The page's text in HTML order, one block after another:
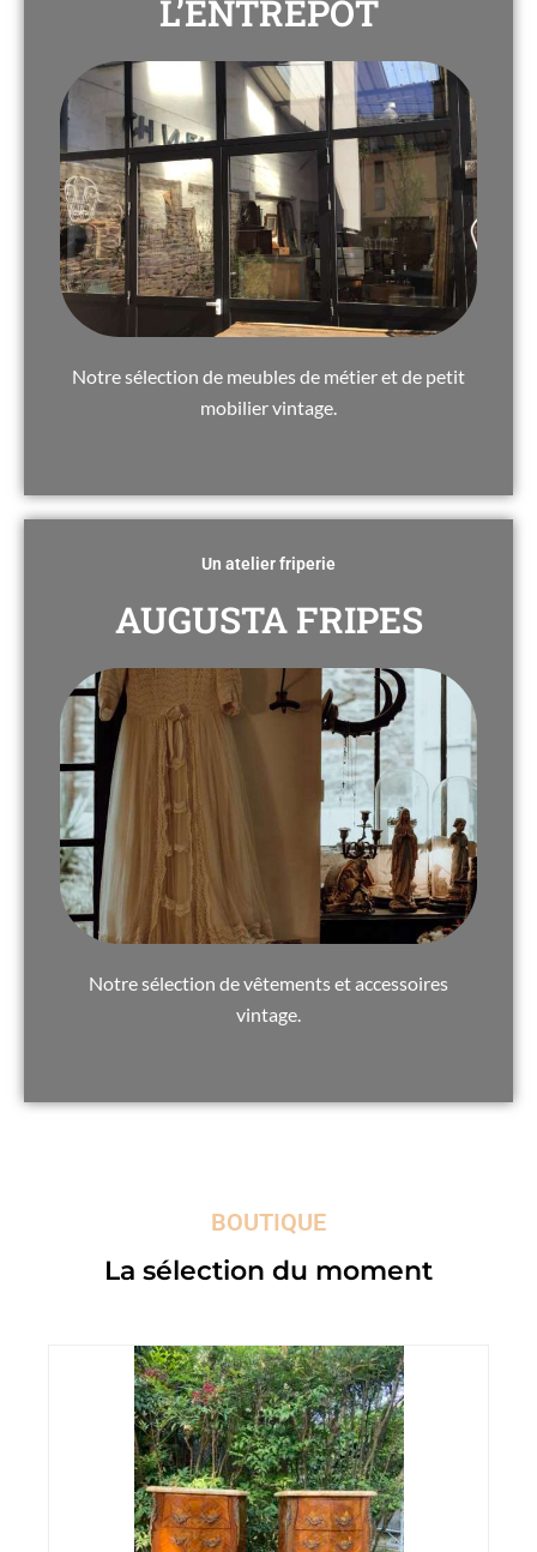
L’ENTREPÔT
Notre sélection de meubles de métier et de petit
mobilier vintage.
Un atelier friperie
AUGUSTA FRIPES
Notre sélection de vêtements et accessoires
vintage.
BOUTIQUE
La sélection du moment